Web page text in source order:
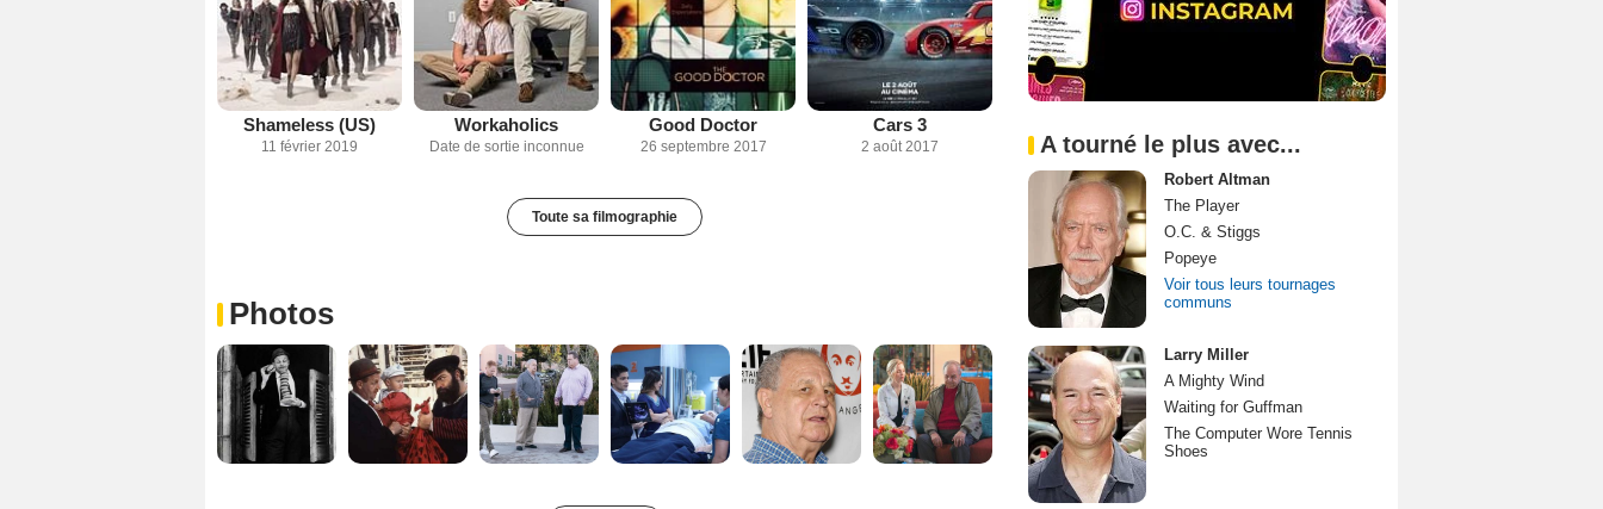
Shameless (US)
11 février 2019
Workaholics
Date de sortie inconnue
Good Doctor
26 septembre 2017
Cars 3
2 août 2017
Toute sa filmographie
Photos
A tourné le plus avec...
Robert Altman
The Player
O.C. & Stiggs
Popeye
Voir tous leurs tournages
communs
Larry Miller
A Mighty Wind
Waiting for Guffman
The Computer Wore Tennis
Shoes